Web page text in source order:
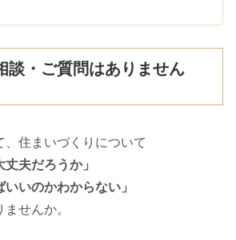
談・ご質問はありません
、住まいづくりについて
夫だろうか」
いのかわからない」
せんか。